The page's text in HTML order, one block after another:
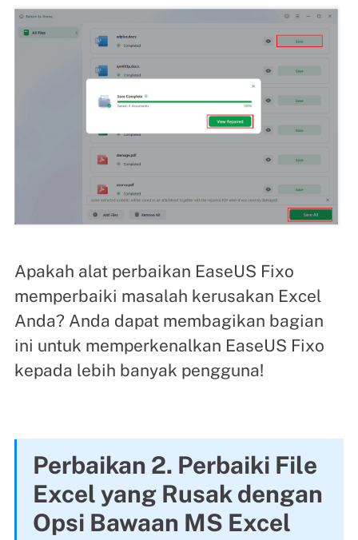
Apakah alat perbaikan EaseUS Fixo
memperbaiki masalah kerusakan Excel
Anda? Anda dapat membagikan bagian
ini untuk memperkenalkan EaseUS Fixo
kepada lebih banyak pengguna!
Perbaikan 2. Perbaiki File
Excel yang Rusak dengan
Opsi Bawaan MS Excel